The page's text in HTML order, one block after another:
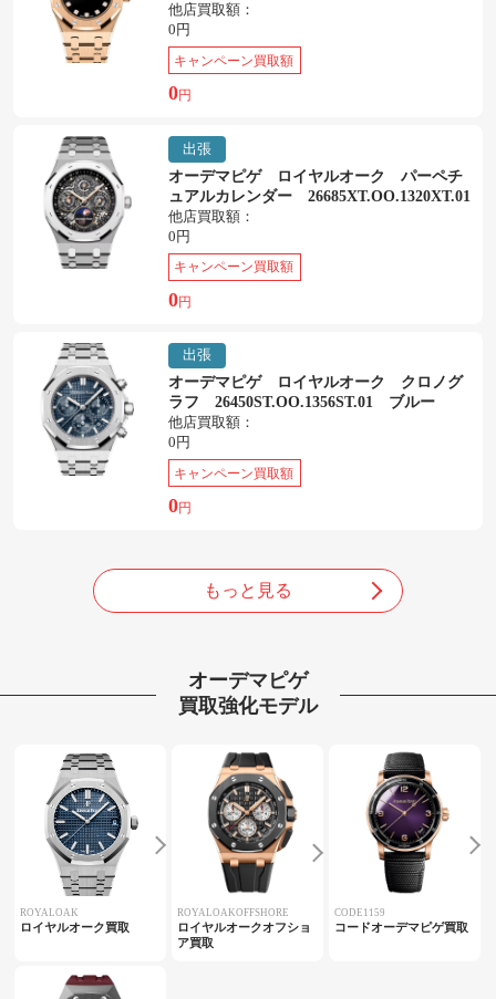
他店買取額：
0円
キャンペーン買取額
0円
出張
オーデマピゲ ロイヤルオーク パーペチ
ュアルカレンダー 26685XT.OO.1320XT.01
他店買取額：
0円
キャンペーン買取額
0円
出張
オーデマピゲ ロイヤルオーク クロノグ
ラフ 26450ST.OO.1356ST.01 ブルー
他店買取額：
0円
キャンペーン買取額
0円
もっと見る
オーデマピゲ
買取強化モデル
ROYALOAK
ロイヤルオーク買取
ROYALOAKOFFSHORE
ロイヤルオークオフショ
ア買取
CODE1159
コードオーデマピゲ買取